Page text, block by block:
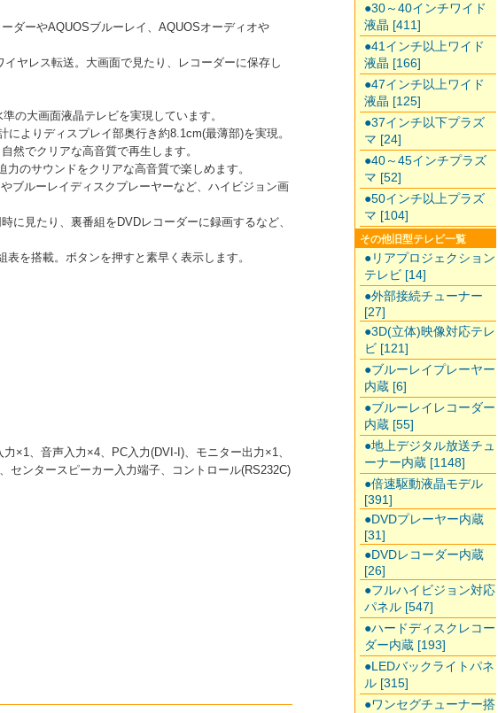
ダーやAQUOSブルーレイ、AQUOSオーディオや
ヤレス転送。大画面で見たり、レコーダーに保存し
の大画面液晶テレビを実現しています。
よりディスプレイ部奥行き約8.1cm(最薄部)を実現。
然でクリアな高音質で再生します。
のサウンドをクリアな高音質で楽しめます。
ブルーレイディスクプレーヤーなど、ハイビジョン画
に見たり、裏番組をDVDレコーダーに録画するなど、
を搭載。ボタンを押すと素早く表示します。
×1、音声入力×4、PC入力(DVI-I)、モニター出力×1、
センタースピーカー入力端子、コントロール(RS232C)
●30～40インチワイド
液晶 [411]
●41インチ以上ワイド
液晶 [166]
●47インチ以上ワイド
液晶 [125]
●37インチ以下プラズ
マ [24]
●40～45インチプラズ
マ [52]
●50インチ以上プラズ
マ [104]
その他旧型テレビ一覧
●リアプロジェクション
テレビ [14]
●外部接続チューナー
[27]
●3D(立体)映像対応テレ
ビ [121]
●ブルーレイプレーヤー
内蔵 [6]
●ブルーレイレコーダー
内蔵 [55]
●地上デジタル放送チュ
ーナー内蔵 [1148]
●倍速駆動液晶モデル
[391]
●DVDプレーヤー内蔵
[31]
●DVDレコーダー内蔵
[26]
●フルハイビジョン対応
パネル [547]
●ハードディスクレコー
ダー内蔵 [193]
●LEDバックライトパネ
ル [315]
●ワンセグチューナー搭